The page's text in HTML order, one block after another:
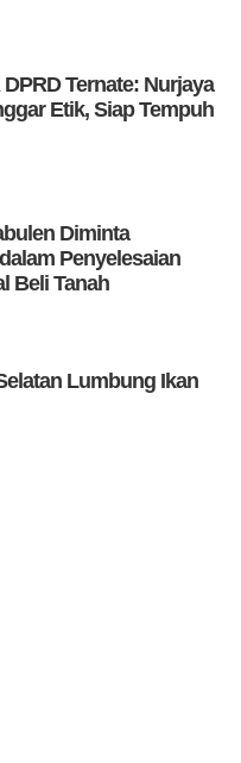
Ternate: Nurjaya
Etik, Siap Tempuh
Diminta
Penyelesaian
Beli Tanah
Lumbung Ikan